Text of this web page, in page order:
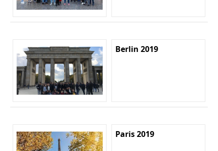
Berlin 2019
Paris 2019